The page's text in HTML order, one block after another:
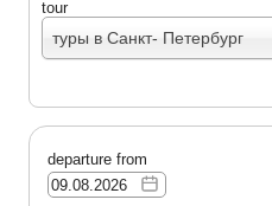
tour
туры в Санкт- Петербург
departure from